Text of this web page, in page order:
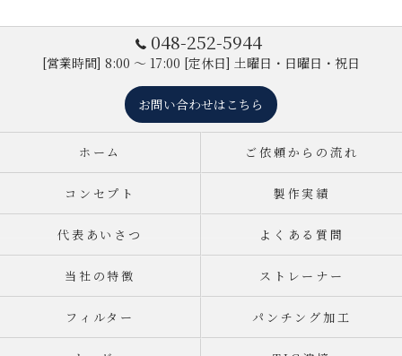
048-252-5944
[営業時間] 8:00 ～ 17:00 [定休日] 土曜日・日曜日・祝日
お問い合わせはこちら
ホーム ご依頼からの流れ
コンセプト 製作実績
代表あいさつ よくある質問
当社の特徴 ストレーナー
フィルター パンチング加工